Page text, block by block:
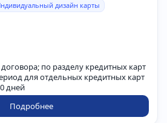
дизайн карты
по разделу кредитных карт
для отдельных кредитных карт
дней
Подробнее